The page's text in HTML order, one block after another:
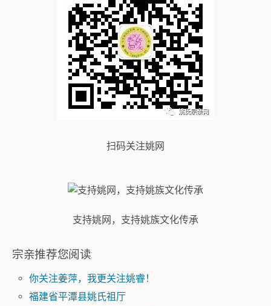
扫码关注姚网
支持姚网，支持姚族文化传承
宗亲推荐您阅读:
你关注姜萍，我更关注姚睿！
福建省平潭县姚氏祖厅